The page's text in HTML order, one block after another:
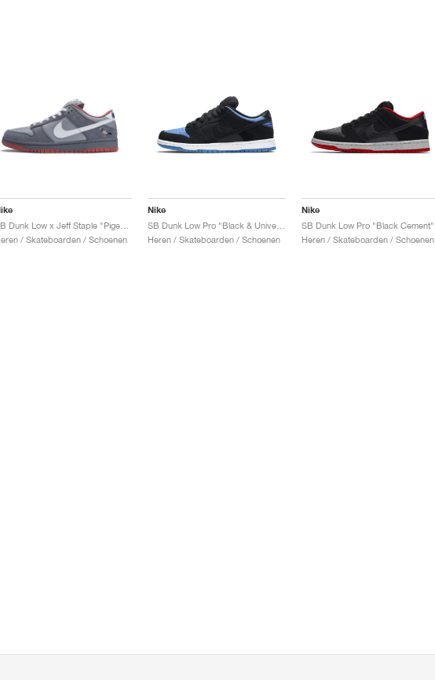
SB Dunk Low x Jeff Staple "Pigeon"
/ Skateboarden / Schoenen
Nike
Heren / Skateboarden / Schoenen
Nike
SB Dunk Low Pro "Black Cement"
Heren / Skateboarden / Schoenen